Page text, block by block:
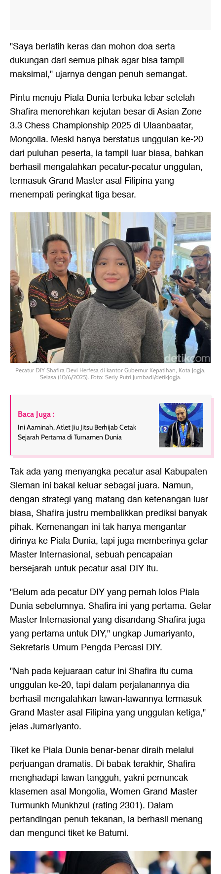
"Saya berlatih keras dan mohon doa serta
dukungan dari semua pihak agar bisa tampil
maksimal," ujarnya dengan penuh semangat.
Pintu menuju Piala Dunia terbuka lebar setelah
Shafira menorehkan kejutan besar di Asian Zone
3.3 Chess Championship 2025 di Ulaanbaatar,
Mongolia. Meski hanya berstatus unggulan ke-20
dari puluhan peserta, ia tampil luar biasa, bahkan
berhasil mengalahkan pecatur-pecatur unggulan,
termasuk Grand Master asal Filipina yang
menempati peringkat tiga besar.
Pecatur DIY Shafira Devi Herfesa di kantor Gubernur Kepatihan, Kota Jogja,
Selasa (10/6/2025). Foto: Serly Putri Jumbadi/detikJogja.
Baca Juga :
Ini Aaminah, Atlet Jiu Jitsu Berhijab Cetak
Sejarah Pertama di Turnamen Dunia
Tak ada yang menyangka pecatur asal Kabupaten
Sleman ini bakal keluar sebagai juara. Namun,
dengan strategi yang matang dan ketenangan luar
biasa, Shafira justru membalikkan prediksi banyak
pihak. Kemenangan ini tak hanya mengantar
dirinya ke Piala Dunia, tapi juga memberinya gelar
Master Internasional, sebuah pencapaian
bersejarah untuk pecatur asal DIY itu.
"Belum ada pecatur DIY yang pernah lolos Piala
Dunia sebelumnya. Shafira ini yang pertama. Gelar
Master Internasional yang disandang Shafira juga
yang pertama untuk DIY," ungkap Jumariyanto,
Sekretaris Umum Pengda Percasi DIY.
"Nah pada kejuaraan catur ini Shafira itu cuma
unggulan ke-20, tapi dalam perjalanannya dia
berhasil mengalahkan lawan-lawannya termasuk
Grand Master asal Filipina yang unggulan ketiga,"
jelas Jumariyanto.
Tiket ke Piala Dunia benar-benar diraih melalui
perjuangan dramatis. Di babak terakhir, Shafira
menghadapi lawan tangguh, yakni pemuncak
klasemen asal Mongolia, Women Grand Master
Turmunkh Munkhzul (rating 2301). Dalam
pertandingan penuh tekanan, ia berhasil menang
dan mengunci tiket ke Batumi.